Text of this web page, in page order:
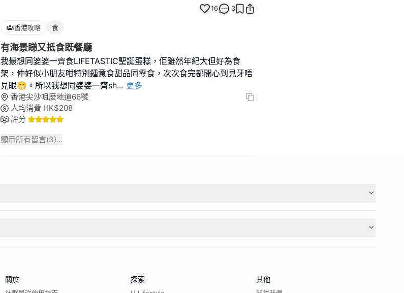
16 3
香港攻略 食
有海景睇又抵食既餐廳
我最想同婆婆一齊食LIFETASTIC聖誕蛋糕，佢雖然年紀大但好為食
架，仲好似小朋友咁特別鍾意食甜品同零食，次次食完都開心到見牙唔
見眼😁。所以我想同婆婆一齊sh... 更多
香港尖沙咀麼地道66號
人均消費 HK$208
評分
顯示所有留言(3)...
關於 探索 其他